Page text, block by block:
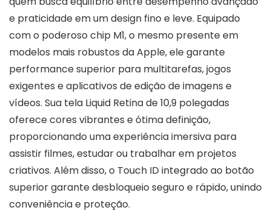
e praticidade em um design fino e leve. Equipado
com o poderoso chip M1, o mesmo presente em
modelos mais robustos da Apple, ele garante
performance superior para multitarefas, jogos
exigentes e aplicativos de edição de imagens e
vídeos. Sua tela Liquid Retina de 10,9 polegadas
oferece cores vibrantes e ótima definição,
proporcionando uma experiência imersiva para
assistir filmes, estudar ou trabalhar em projetos
criativos. Além disso, o Touch ID integrado ao botão
superior garante desbloqueio seguro e rápido, unindo
conveniência e proteção.